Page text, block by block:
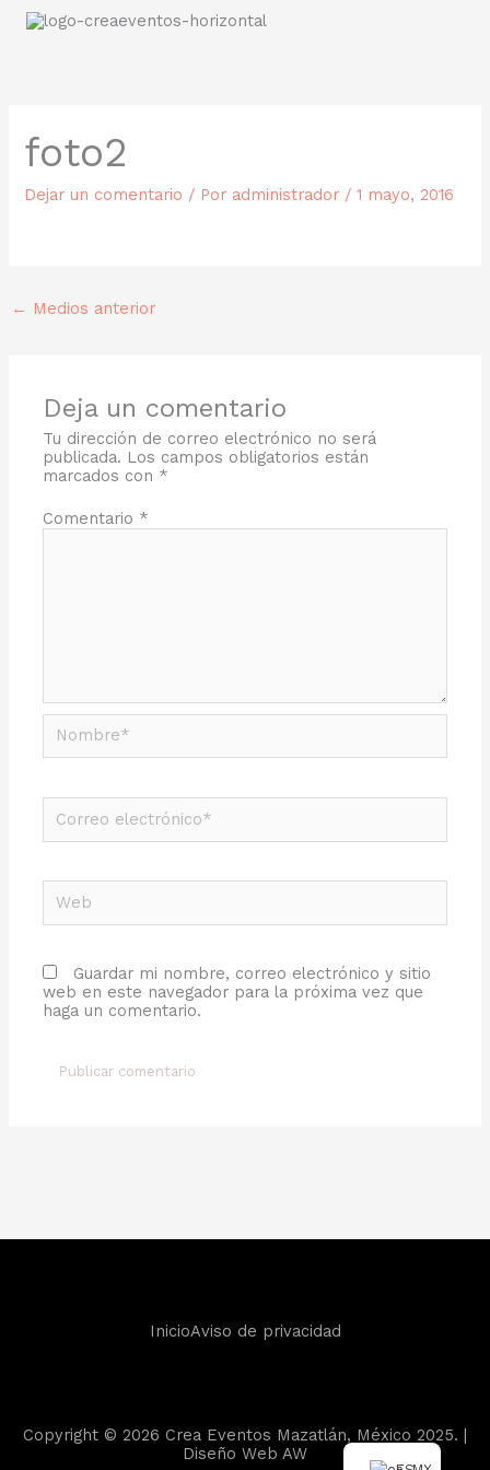
foto2
Dejar un comentario / Por administrador /1 mayo, 2016
← Medios anterior
Deja un comentario
Tu dirección de correo electrónico no será
publicada. Los campos obligatorios están
marcados con *
Comentario *
Nombre*
Correo
electrónico*
Guardar mi nombre, correo electrónico y sitio
web en este navegador para la próxima vez que
haga un comentario.
InicioAviso de privacidad
Copyright © 2026 Crea Eventos Mazatlán, México 2025. |
Diseño Web AW